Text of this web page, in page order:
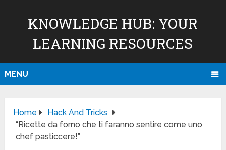
KNOWLEDGE HUB: YOUR
LEARNING RESOURCES
MENU
Home
Hack And Tricks
“Ricette da forno che ti faranno sentire come uno
chef pasticcere!”